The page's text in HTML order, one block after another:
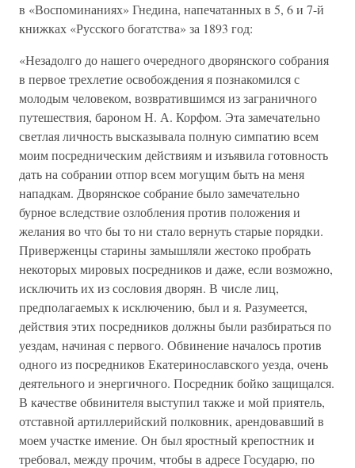
в «Воспоминаниях» Гнедина, напечатанных в 5, 6 и 7-й
книжках «Русского богатства» за 1893 год:
«Незадолго до нашего очередного дворянского собрания
в первое трехлетие освобождения я познакомился с
молодым человеком, возвратившимся из заграничного
путешествия, бароном Н. А. Корфом. Эта замечательно
светлая личность высказывала полную симпатию всем
моим посредническим действиям и изъявила готовность
дать на собрании отпор всем могущим быть на меня
нападкам. Дворянское собрание было замечательно
бурное вследствие озлобления против положения и
желания во что бы то ни стало вернуть старые порядки.
Приверженцы старины замышляли жестоко пробрать
некоторых мировых посредников и даже, если возможно,
исключить их из сословия дворян. В числе лиц,
предполагаемых к исключению, был и я. Разумеется,
действия этих посредников должны были разбираться по
уездам, начиная с первого. Обвинение началось против
одного из посредников Екатеринославского уезда, очень
деятельного и энергичного. Посредник бойко защищался.
В качестве обвинителя выступил также и мой приятель,
отставной артиллерийский полковник, арендовавший в
моем участке имение. Он был яростный крепостник и
требовал, между прочим, чтобы в адресе Государю, по